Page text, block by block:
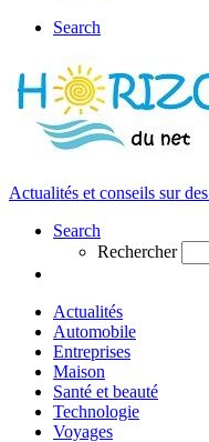
Search
Actualités et conseils sur
Search
Rechercher
Actualités
Automobile
Entreprises
Maison
Santé et beauté
Technologie
Voyages